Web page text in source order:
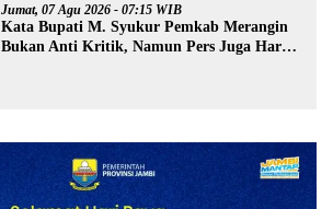
Jumat, 07 Agu 2026 - 07:15 WIB
Kata Bupati M. Syukur Pemkab Merangin
Bukan Anti Kritik, Namun Pers Juga Harus